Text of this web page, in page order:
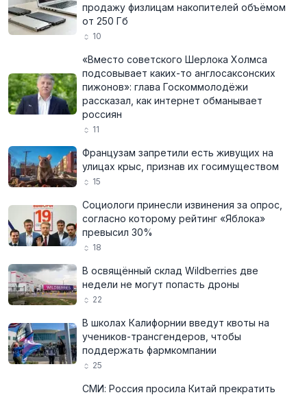
продажу физлицам накопителей объёмом
от 250 Гб
10
«Вместо советского Шерлока Холмса
подсовывает каких-то англосаксонских
пижонов»: глава Госкоммолодёжи
рассказал, как интернет обманывает
россиян
11
Французам запретили есть живущих на
улицах крыс, признав их госимуществом
15
Социологи принесли извинения за опрос,
согласно которому рейтинг «Яблока»
превысил 30%
18
В освящённый склад Wildberries две
недели не могут попасть дроны
22
В школах Калифорнии введут квоты на
учеников-трансгендеров, чтобы
поддержать фармкомпании
25
СМИ: Россия просила Китай прекратить